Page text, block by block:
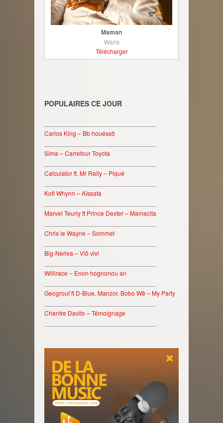
Maman
Waris
Télécharger
POPULAIRES CE JOUR
Carlos King – Bb houéssô
Sima – Carrefour Toyota
Calculator ft. Mr Rally – Piqué
Kofi Whynn – Aïssata
Marvel Teurly ft Prince Dexter – Mamacita
Chris le Wayne – Sommet
Big-Neriva – Viô vivi
Willirace – Enon hognonou an
Geogrouf ft D-Blue, Manzor, Bobo Wê – My Party
Chantre Davito – Témoignage